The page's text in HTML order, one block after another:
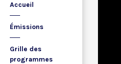
Accueil
Émissions
Grille des
programmes